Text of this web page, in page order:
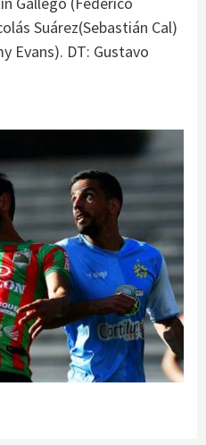
Suárez(Sebastián Cal)
Evans). DT: Gustavo